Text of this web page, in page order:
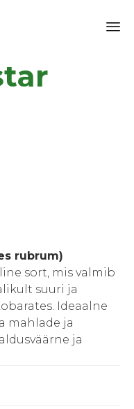
rubrum)
sort, mis valmib
suuri ja
Ideaalne
mahlade ja
ja